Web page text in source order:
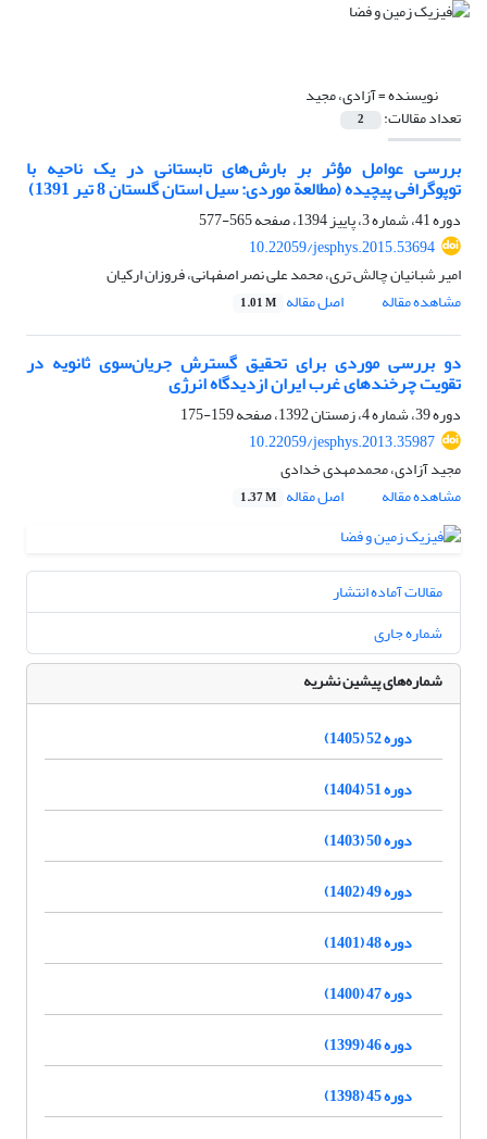
نویسنده =آزادی، مجید
تعداد مقالات: 2
بررسی عوامل مؤثر بر بارش‌های تابستانی در یک ناحیه با
توپوگرافی پیچیده (مطالعة موردی: سیل استان گلستان 8 تیر 1391)
دوره 41، شماره 3، پاییز 1394، صفحه
565-577
10.22059/jesphys.2015.53694
امیر شبانیان چالش تری، محمد علی نصر اصفهانی، فروزان ارکیان
مشاهده مقاله
اصل مقاله 1.01 M
دو بررسی موردی برای تحقیق گسترش جریان‌سوی ثانویه در
تقویت چرخندهای غرب ایران ازدیدگاه انرژی
دوره 39، شماره 4، زمستان 1392، صفحه
159-175
10.22059/jesphys.2013.35987
مجید آزادی، محمدمهدی خدادی
مشاهده مقاله
اصل مقاله 1.37 M
مقالات آماده انتشار
شماره جاری
شماره‌های پیشین نشریه
دوره 52 (1405)
دوره 51 (1404)
دوره 50 (1403)
دوره 49 (1402)
دوره 48 (1401)
دوره 47 (1400)
دوره 46 (1399)
دوره 45 (1398)